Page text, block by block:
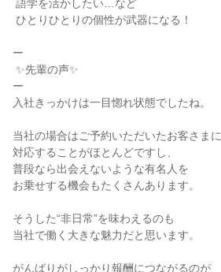
ー
ー
入社きっかけは一目惚れ状態でしたね。
当社の場合はご予約いただいたお客さまに
対応することがほとんどですし、
普段なら出会えないような有名人を
お乗せする機会もたくさんあります。
そうした“非日常”を味わえるのも
当社で働く大きな魅力だと思います。
がんばりがしっかり報酬につながるのが